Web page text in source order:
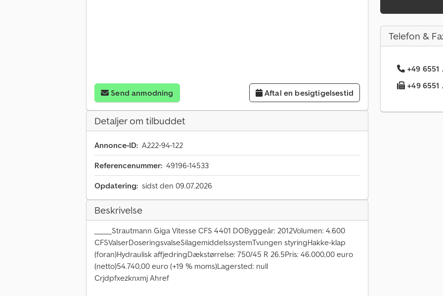
Send anmodning Aftal en besigtigelsestid
Detaljer om tilbuddet
Annonce-ID: A222-94-122
Referencenummer: 49196-14533
Opdatering: sidst den 09.07.2026
Beskrivelse
_____Strautmann Giga Vitesse CFS 4401 DOByggeår: 2012Volumen: 4.600
CFSValserDoseringsvalseSilagemiddelssystemTvungen styringHakke-klap
(foran)Hydraulisk affjedringDækstørrelse: 750/45 R 26.5Pris: 46.000,00 euro
(netto)54.740,00 euro (+19 % moms)Lagersted: null
Crjdpfxezknxmj Ahref
Telefon &
+49 6551
+49 6551